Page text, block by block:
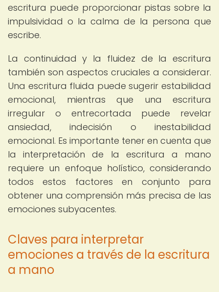
escritura puede proporcionar pistas sobre la
impulsividad o la calma de la persona que
escribe.
La continuidad y la fluidez de la escritura
también son aspectos cruciales a considerar.
Una escritura fluida puede sugerir estabilidad
emocional, mientras que una escritura
irregular o entrecortada puede revelar
ansiedad, indecisión o inestabilidad
emocional. Es importante tener en cuenta que
la interpretación de la escritura a mano
requiere un enfoque holístico, considerando
todos estos factores en conjunto para
obtener una comprensión más precisa de las
emociones subyacentes.
Claves para interpretar
emociones a través de la escritura
a mano